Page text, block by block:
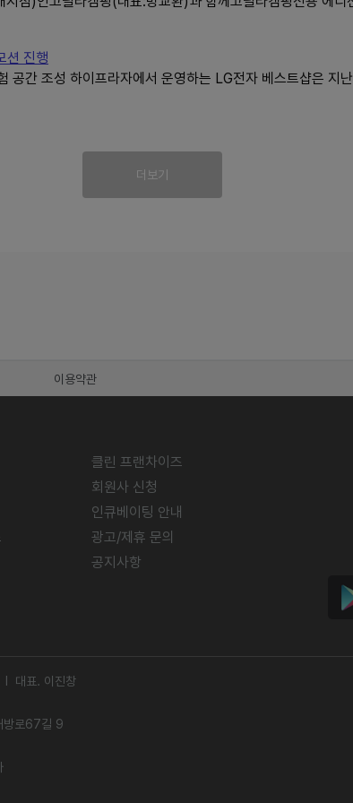
션 진행
공간 조성 하이프라자에서 운영하는 LG전자 베스트샵은 지
더보기
이용약관
클린 프랜차이즈
회원사 신청
인큐베이팅 안내
광고/제휴 문의
공지사항
대표. 이진창
방로67길 9